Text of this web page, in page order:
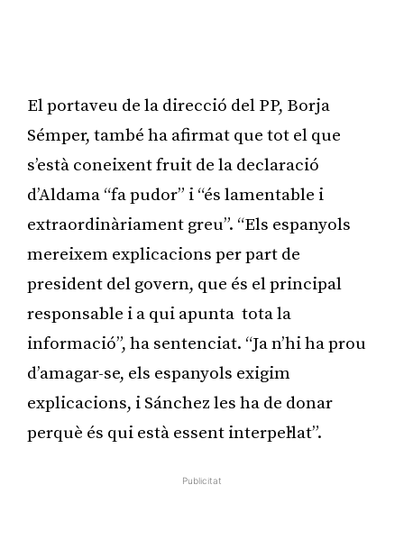
El portaveu de la direcció del PP, Borja
Sémper, també ha afirmat que tot el que
s’està coneixent fruit de la declaració
d’Aldama “fa pudor” i “és lamentable i
extraordinàriament greu”. “Els espanyols
mereixem explicacions per part de
president del govern, que és el principal
responsable i a qui apunta tota la
informació”, ha sentenciat. “Ja n’hi ha prou
d’amagar-se, els espanyols exigim
explicacions, i Sánchez les ha de donar
perquè és qui està essent interpel·lat”.
Publicitat